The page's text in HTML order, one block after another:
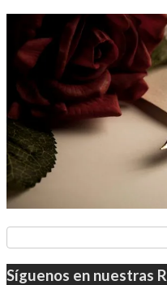
Síguenos en nuestras